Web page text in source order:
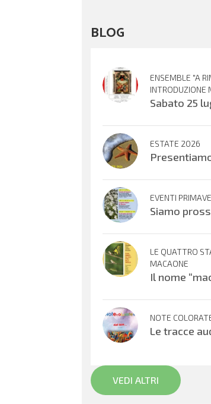
BLOG
ENSEMBLE "A
INTRODUZIONE
ESTATE 2026
EVENTI
LE QUATTRO
MACAONE
NOTE
VEDI ALTRI